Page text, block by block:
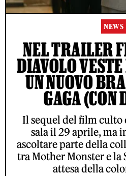
NEWS
NEL TRAILER
DIAVOLO VESTE
UN NUOVO
GAGA (CON
Il sequel del film
sala il 29 aprile, ma
ascoltare parte della
tra Mother Monster e la
attesa della